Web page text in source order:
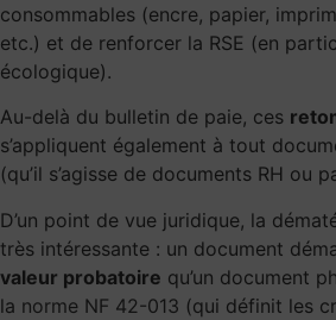
consommables (encre, papier,
etc.) et de renforcer la RSE (en
écologique).
Au-delà du bulletin de paie, ces
s’appliquent également à tout
(qu’il s’agisse de documents RH ou
D’un point de vue juridique, la
très intéressante : un document
valeur probatoire qu’un document
la norme NF 42-013 (qui définit les